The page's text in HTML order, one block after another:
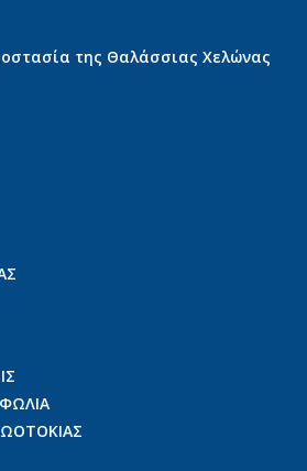
της Θαλάσσιας Χελώνας
ΩΟΤΟΚΙΑΣ